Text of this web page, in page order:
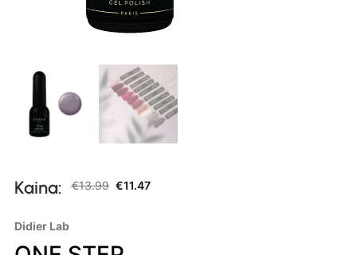
Kaina: €13.99 €11.47
Didier Lab